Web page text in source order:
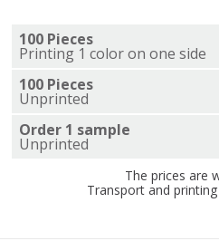
100 Pieces
Printing 1 color on one side
100 Pieces
Unprinted
Order 1 sample
Unprinted
The prices are
Transport and printing